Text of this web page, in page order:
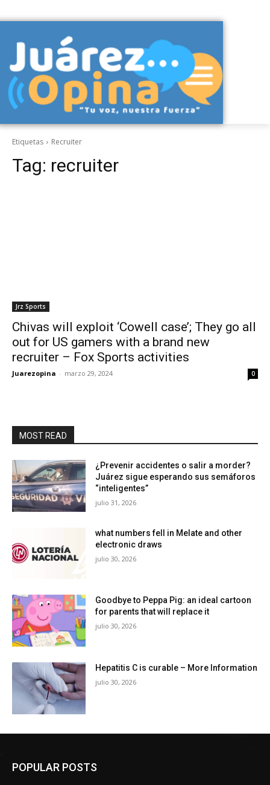
Etiquetas Recruiter
Tag: recruiter
Jrz Sports
Chivas will exploit ‘Cowell case’; They go all
out for US gamers with a brand new
recruiter – Fox Sports activities
Juarezopina - marzo 29, 2024 0
MOST READ
¿Prevenir accidentes o salir a morder?
Juárez sigue esperando sus semáforos
“inteligentes”
julio 31, 2026
what numbers fell in Melate and other
electronic draws
julio 30, 2026
Goodbye to Peppa Pig: an ideal cartoon
for parents that will replace it
julio 30, 2026
Hepatitis C is curable – More Information
julio 30, 2026
POPULAR POSTS